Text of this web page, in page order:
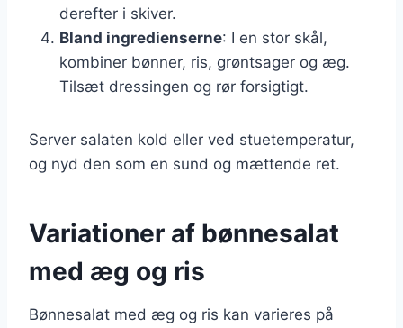
derefter i skiver.
Bland ingredienserne: I en stor skål,
kombiner bønner, ris, grøntsager og æg.
Tilsæt dressingen og rør forsigtigt.
Server salaten kold eller ved stuetemperatur,
og nyd den som en sund og mættende ret.
Variationer af bønnesalat
med æg og ris
Bønnesalat med æg og ris kan varieres på